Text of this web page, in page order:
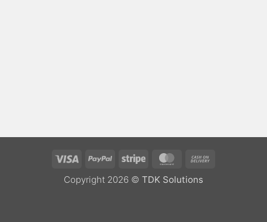
Visa PayPal Stripe MasterCard
Copyright 2026 © TDK Solutions